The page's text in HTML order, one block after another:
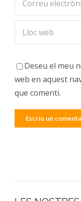
Deseu el meu
web en aquest
que comenti.